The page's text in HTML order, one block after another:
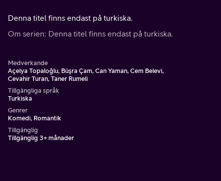
Denna titel finns endast på turkiska.
Om serien: Denna titel finns endast på turkiska.
Medverkande
Açelya Topaloğlu, Büşra Çam, Can Yaman, Cem Belevi,
Cevahir Turan, Taner Rumeli
Tillgängliga språk
Turkiska
Genrer
Komedi, Romantik
Tillgänglig
Tillgänglig 3+ månader